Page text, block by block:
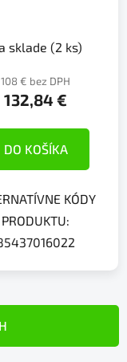
sklade (2 ks)
108 € bez DPH
132,84 €
DO KOŠÍKA
KÓDY
PRODUKTU: